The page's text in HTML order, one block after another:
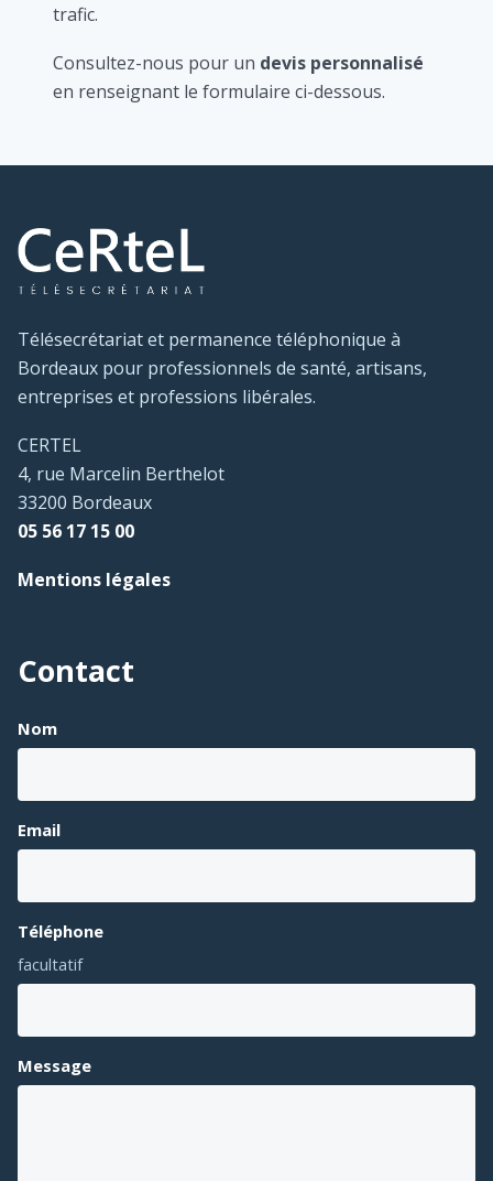
trafic.
Consultez-nous pour un devis personnalisé
en renseignant le formulaire ci-dessous.
Télésecrétariat et permanence téléphonique à
Bordeaux pour professionnels de santé, artisans,
entreprises et professions libérales.
CERTEL
4, rue Marcelin Berthelot
33200 Bordeaux
05 56 17 15 00
Mentions légales
Contact
Nom
Email
Téléphone
facultatif
Message